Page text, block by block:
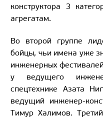
конструктора 3
агрегатам.
Во второй группе
бойцы, чьи имена уже
инженерных
у ведущего
спецтехнике Азата
ведущий инженер-
Тимур Халимов.